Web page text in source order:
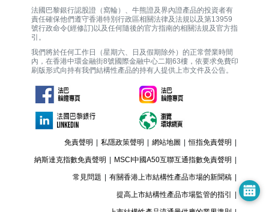
法國巴黎銀行認股證（窩輪）、牛熊證及界內證產品的投資者有
責任確保他們遵守香港特別行政區相關法律及法規以及第13959
號行政命令(經修訂)以及任何隨後的官方指南的相關法規及官方指
引。
我們將於任何工作日（星期六、日及假期除外）的正常營業時間
內，在香港中環金融街8號國際金融中心二期63樓，依要求免費印
刷版形式向持有我們結構性產品的持有人提供上市文件及公告。
免責聲明 私隱政策聲明 網站地圖 恒指免責聲明
納斯達克指數免責聲明 MSCI中國A50互聯互通指數免責聲明
常見問題 有關香港上市結構性產品市場的新聞稿
提高上市結構性產品市場監管的指引